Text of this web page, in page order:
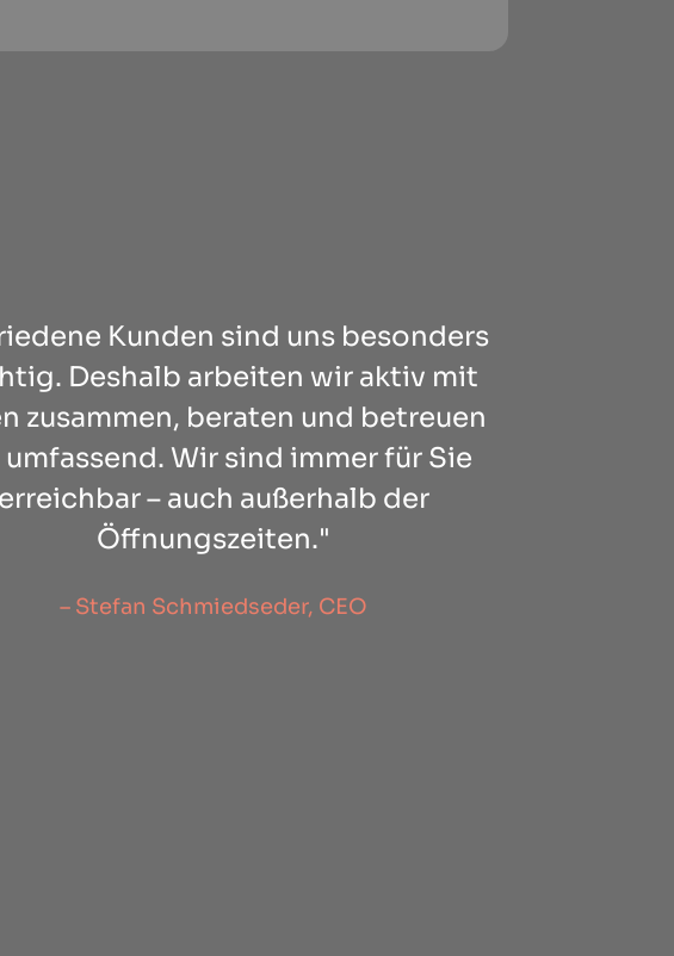
Kunden sind uns besonders
Deshalb arbeiten wir aktiv mit
zusammen, beraten und betreuen
umfassend. Wir sind immer für Sie
erreichbar – auch außerhalb der
Öffnungszeiten."
– Stefan Schmiedseder, CEO